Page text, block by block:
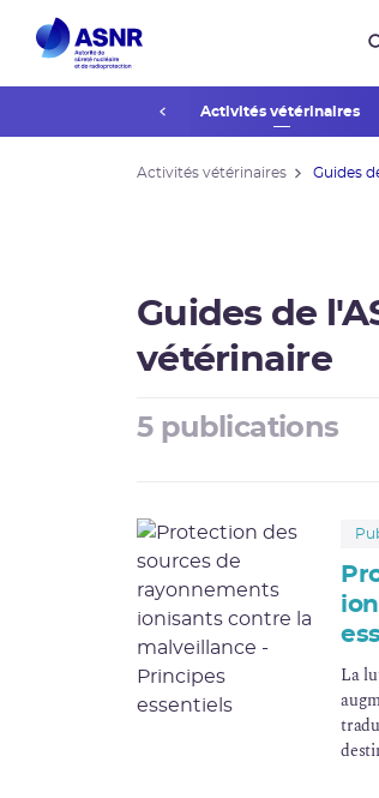
Activités industrielles Activités vétérinaires
Activités vétérinaires Guides
Guides de
vétérinaire
5 publications
La